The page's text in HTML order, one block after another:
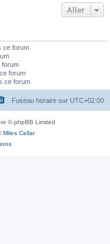
Aller
ce forum
forum
forum
ce forum
Fuseau horaire sur UTC+02:00
© phpBB Limited
Miles Cellar